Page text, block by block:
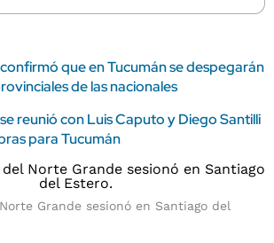
que en Tucumán se despegarán
de las nacionales
reunió con Luis Caputo y Diego Santilli
para Tucumán
Grande sesionó en Santiago del